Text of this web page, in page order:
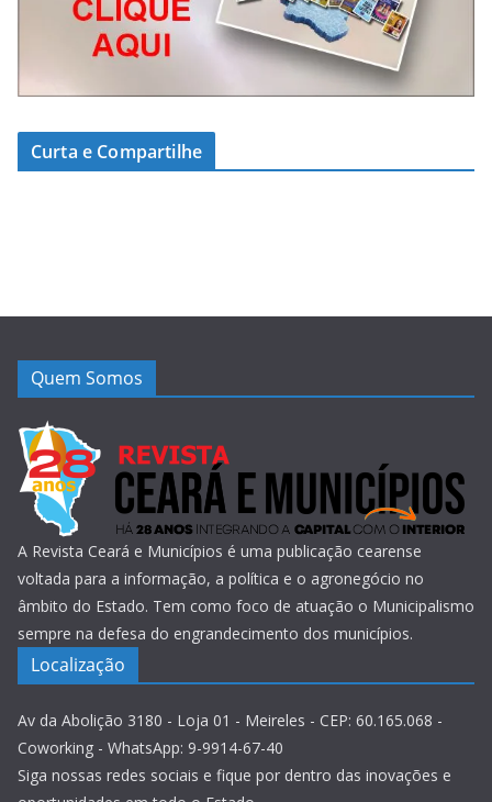
Curta e Compartilhe
Quem Somos
A Revista Ceará e Municípios é uma publicação cearense
voltada para a informação, a política e o agronegócio no
âmbito do Estado. Tem como foco de atuação o Municipalismo
sempre na defesa do engrandecimento dos municípios.
Localização
Av da Abolição 3180 - Loja 01 - Meireles - CEP: 60.165.068 -
Coworking - WhatsApp: 9-9914-67-40
Siga nossas redes sociais e fique por dentro das inovações e